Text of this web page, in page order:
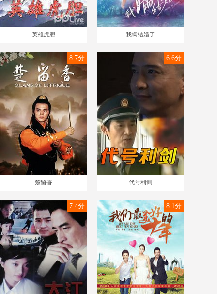
英雄虎胆 我瞒结婚了
楚留香
8.7分
代号利剑
6.6分
7.4分 8.1分